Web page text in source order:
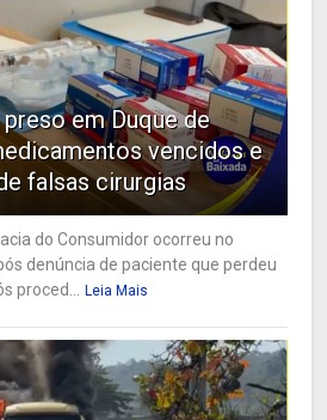
em Duque de
vencidos e
falsas cirurgias
do Consumidor ocorreu no
denúncia de paciente que perdeu
proced...
Leia Mais